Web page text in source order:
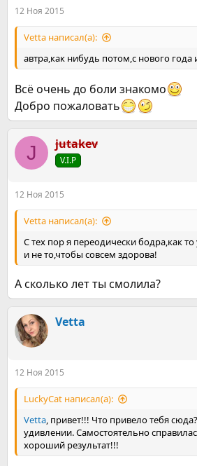
12 Ноя 2015
Vetta написал(а):
автра,как нибудь потом,с нового года
Всё очень до боли знакомо
Добро пожаловать
J jutakev
V.I.P
12 Ноя 2015
Vetta написал(а):
С тех пор я переодически бодра,как
и не то,чтобы совсем здорова!
А сколько лет ты смолила?
Vetta
12 Ноя 2015
LuckyCat написал(а):
Vetta, привет!!! Что привело тебя
удивлении. Самостоятельно
хороший результат!!!